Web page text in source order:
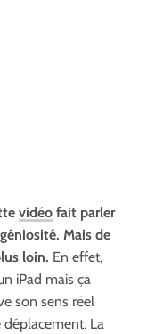
vidéo fait parler
Mais de
loin. En effet,
iPad mais ça
son sens réel
La